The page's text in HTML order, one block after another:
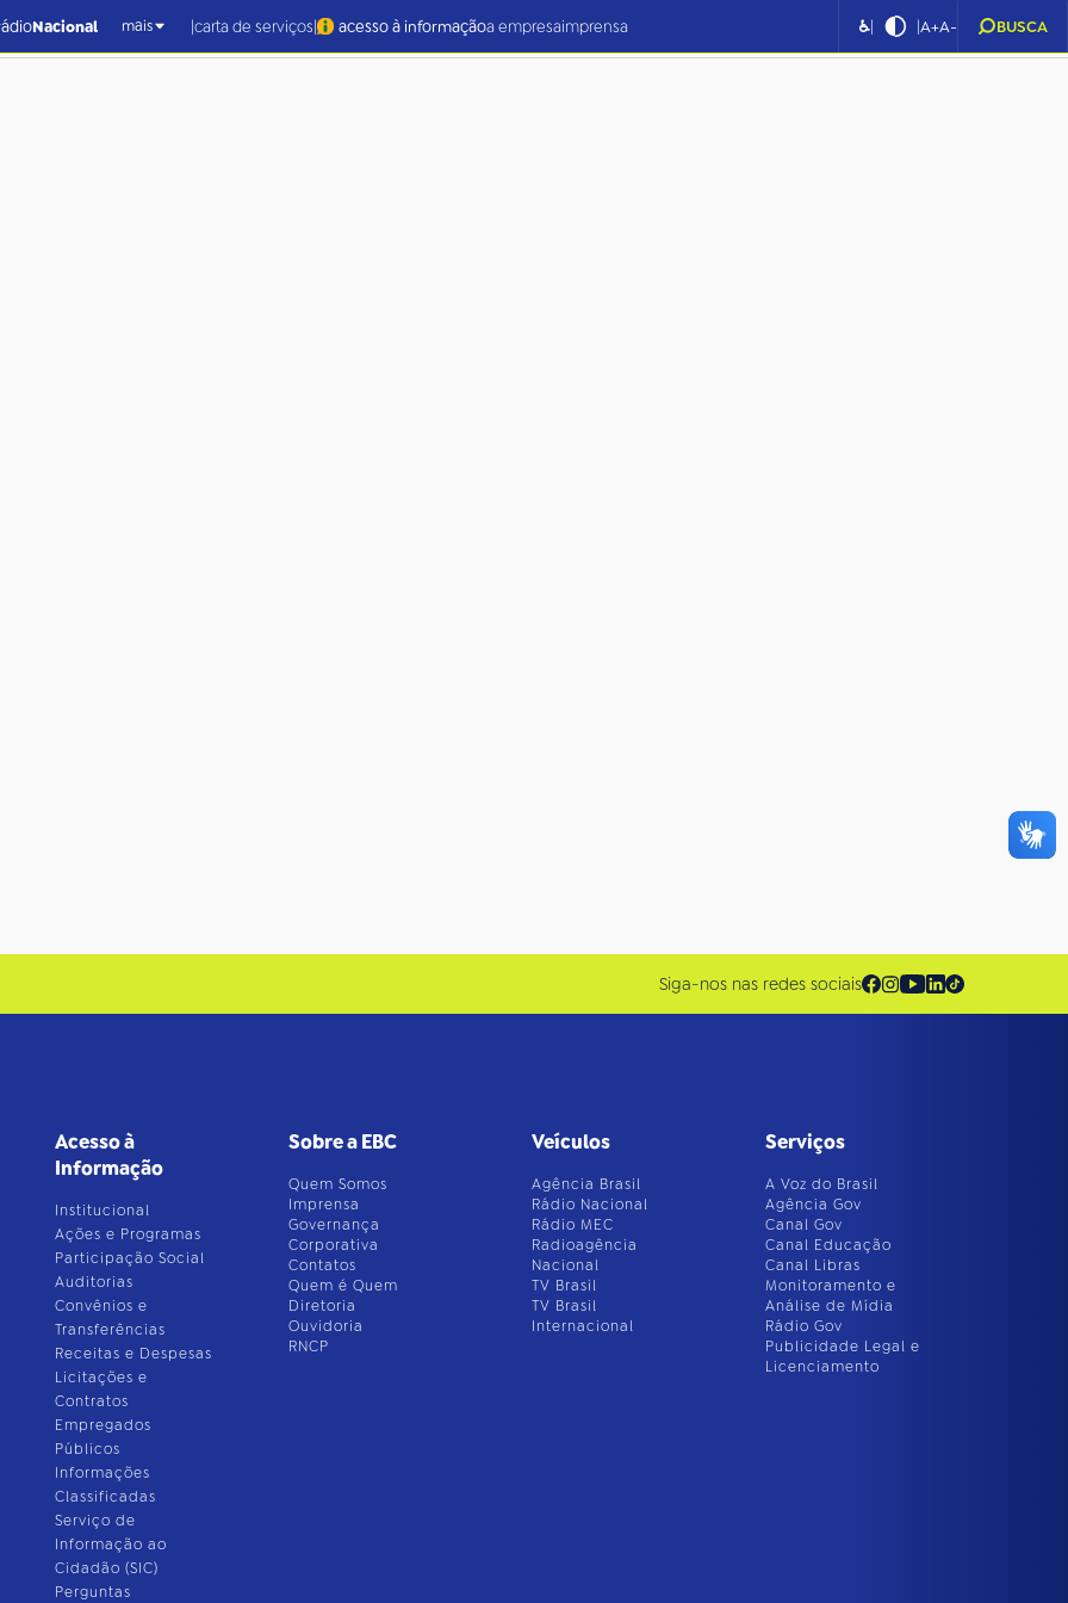
Nacional mais |carta de serviços| acesso à informaçãoa empresaimprensa ♿| |A+A- BUSCA
Siga-nos nas redes sociais
Acesso à
Informação
Institucional
Ações e Programas
Participação Social
Auditorias
Convênios e
Transferências
Receitas e Despesas
Licitações e
Contratos
Empregados
Públicos
Informações
Classificadas
Serviço de
Informação ao
Cidadão (SIC)
Perguntas
Sobre a EBC
Quem Somos
Imprensa
Governança
Corporativa
Contatos
Quem é Quem
Diretoria
Ouvidoria
RNCP
Veículos
Agência Brasil
Rádio Nacional
Rádio MEC
Radioagência
Nacional
TV Brasil
TV Brasil
Internacional
Serviços
A Voz do Brasil
Agência Gov
Canal Gov
Canal Educação
Canal Libras
Monitoramento e
Análise de Mídia
Rádio Gov
Publicidade Legal e
Licenciamento